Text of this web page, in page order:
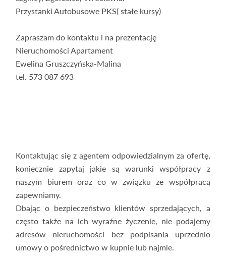
Przystanki Autobusowe PKS( stałe kursy)
Zapraszam do kontaktu i na prezentację
Nieruchomości Apartament
Ewelina Gruszczyńska-Malina
tel. 573 087 693
Kontaktując się z agentem odpowiedzialnym za ofertę,
koniecznie zapytaj jakie są warunki współpracy z
naszym biurem oraz co w związku ze współpracą
zapewniamy.
Dbając o bezpieczeństwo klientów sprzedających, a
często także na ich wyraźne życzenie, nie podajemy
adresów nieruchomości bez podpisania uprzednio
umowy o pośrednictwo w kupnie lub najmie.